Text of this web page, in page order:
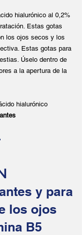
hialurónico al 0,2%
Estas gotas
los ojos secos y los
Estas gotas para
Úselo dentro de
a la apertura de la
hialurónico
y para
los ojos
B5